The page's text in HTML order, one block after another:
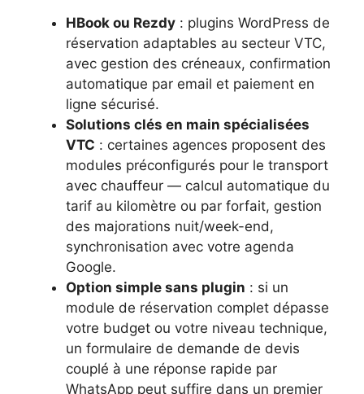
HBook ou Rezdy : plugins WordPress de
réservation adaptables au secteur VTC,
avec gestion des créneaux, confirmation
automatique par email et paiement en
ligne sécurisé.
Solutions clés en main spécialisées
VTC : certaines agences proposent des
modules préconfigurés pour le transport
avec chauffeur — calcul automatique du
tarif au kilomètre ou par forfait, gestion
des majorations nuit/week-end,
synchronisation avec votre agenda
Google.
Option simple sans plugin : si un
module de réservation complet dépasse
votre budget ou votre niveau technique,
un formulaire de demande de devis
couplé à une réponse rapide par
WhatsApp peut suffire dans un premier